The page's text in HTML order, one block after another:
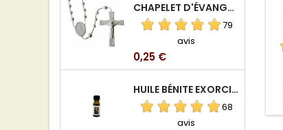
CHAPELET D'ÉVANGÉLISATION
79
avis
Prix
0,25 €
HUILE BÉNITE EXORCISÉE
68
avis